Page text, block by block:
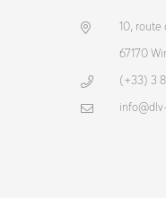
10, route
67170
(+33) 3